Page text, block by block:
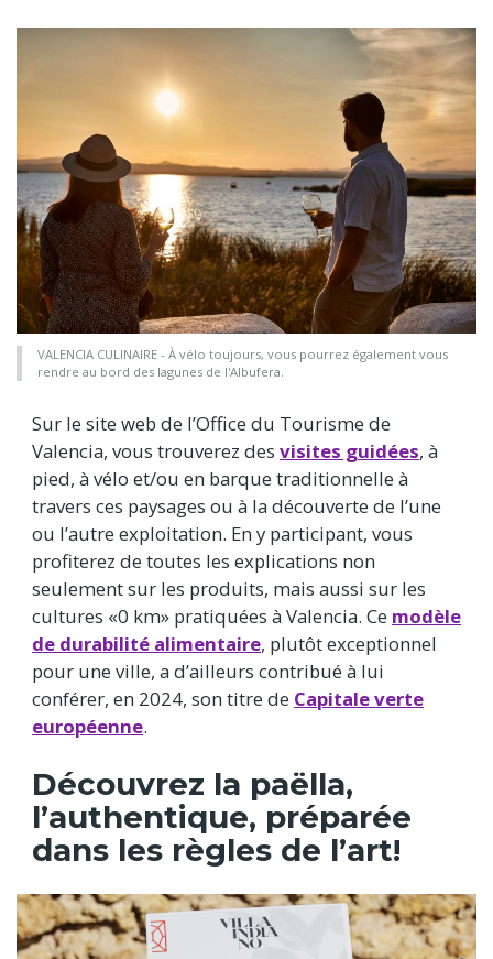
VALENCIA CULINAIRE - À vélo toujours, vous pourrez également vous
rendre au bord des lagunes de l'Albufera.
Sur le site web de l’Office du Tourisme de
Valencia, vous trouverez des visites guidées, à
pied, à vélo et/ou en barque traditionnelle à
travers ces paysages ou à la découverte de l’une
ou l’autre exploitation. En y participant, vous
profiterez de toutes les explications non
seulement sur les produits, mais aussi sur les
cultures «0 km» pratiquées à Valencia. Ce modèle
de durabilité alimentaire, plutôt exceptionnel
pour une ville, a d’ailleurs contribué à lui
conférer, en 2024, son titre de Capitale verte
européenne.
Découvrez la paëlla,
l’authentique, préparée
dans les règles de l’art!